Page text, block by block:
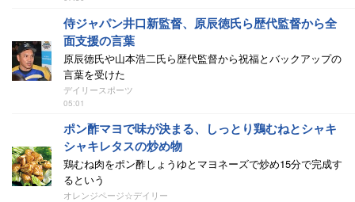
侍ジャパン井口新監督、原辰徳氏ら歴代監督から全
面支援の言葉
原辰徳氏や山本浩二氏ら歴代監督から祝福とバックアップの
言葉を受けた
デイリースポーツ
05:01
ポン酢マヨで味が決まる、しっとり鶏むねとシャキ
シャキレタスの炒め物
鶏むね肉をポン酢しょうゆとマヨネーズで炒め15分で完成す
るという
オレンジページ☆デイリー